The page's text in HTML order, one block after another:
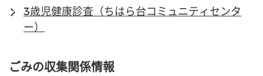
3歳児健康診査（ちはら台コミュニティセンタ
ー）
ごみの収集関係情報